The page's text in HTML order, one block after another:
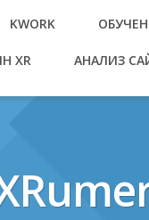
KWORK
XR АНАЛИЗ